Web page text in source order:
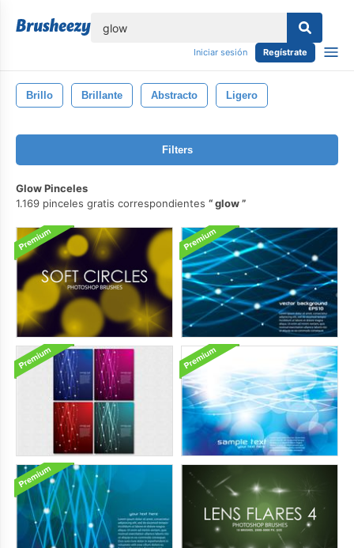
Iniciar sesión Regístrate
Brillo Brillante Abstracto Ligero
Filters
Glow Pinceles
1.169 pinceles gratis correspondientes
glow